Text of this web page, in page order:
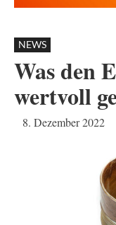
NEWS
Was den
wertvoll
8. Dezember 2022